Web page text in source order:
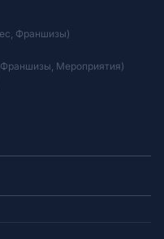
, Франшизы)
Франшизы, Мероприятия)